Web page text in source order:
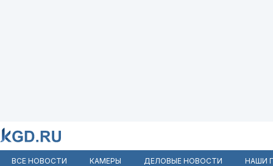
ВСЕ НОВОСТИ КАМЕРЫ ДЕЛОВЫЕ НОВОСТИ НАШИ